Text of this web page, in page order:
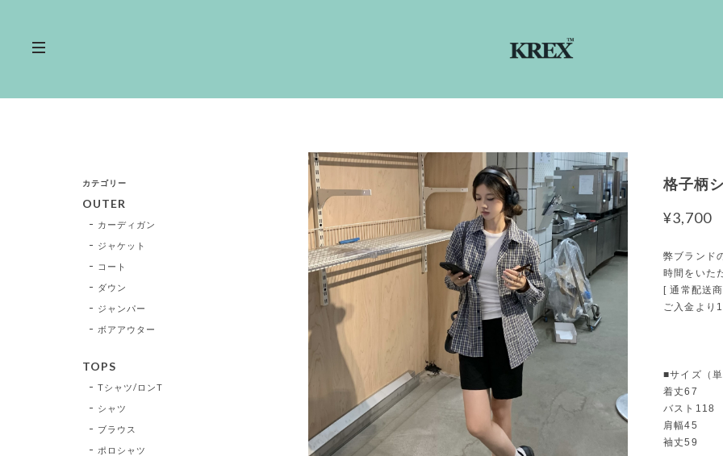
格子柄
¥3,700
弊ブランド
時間をいた
[ 通常配送
ご入金より
■サイズ（
着丈67
バスト118
肩幅45
袖丈59
カテゴリー
OUTER
カーディガン
ジャケット
コート
ダウン
ジャンパー
ボアアウター
TOPS
Tシャツ/ロンT
シャツ
ブラウス
ポロシャツ